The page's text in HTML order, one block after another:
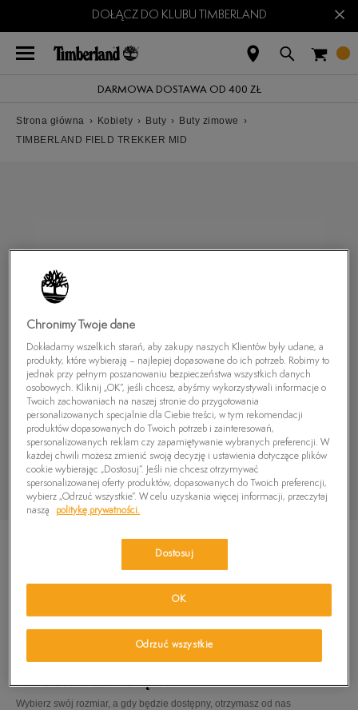
DOŁĄCZ DO KLUBU TIMBERLAND ×
DARMOWA DOSTAWA OD 400 ZŁ
Strona główna › Kobiety › Buty › Buty zimowe ›
TIMBERLAND FIELD TREKKER MID
PRODUKT NIEDOSTĘPNY
Wybierz swój rozmiar, a gdy będzie dostępny, otrzymasz od nas
Chronimy Twoje dane
Dokładamy wszelkich starań, aby zakupy naszych Klientów były udane, a
produkty, które wybierają – najlepiej dopasowane do ich potrzeb. Robimy to
jednak przy pełnym poszanowaniu bezpieczeństwa wszystkich danych
osobowych. Kliknij „OK”, jeśli chcesz, abyśmy wykorzystywali informacje o
Twoich zachowaniach na naszej stronie do przygotowania
personalizowanych specjalnie dla Ciebie treści, w tym rekomendacji
produktów dopasowanych do Twoich potrzeb i zainteresowań,
spersonalizowanych reklam czy zapamiętywanie wybranych preferencji. W
każdej chwili możesz zmienić swoją decyzję i ustawienia dotyczące plików
cookie wybierając „Dostosuj”. Jeśli nie chcesz otrzymywać
spersonalizowanej oferty produktów, dopasowanych do Twoich preferencji,
wybierz „Odrzuć wszystkie”. W celu uzyskania więcej informacji, przeczytaj
naszą
politykę prywatności.
Dostosuj
Odrzuć wszystkie
OK